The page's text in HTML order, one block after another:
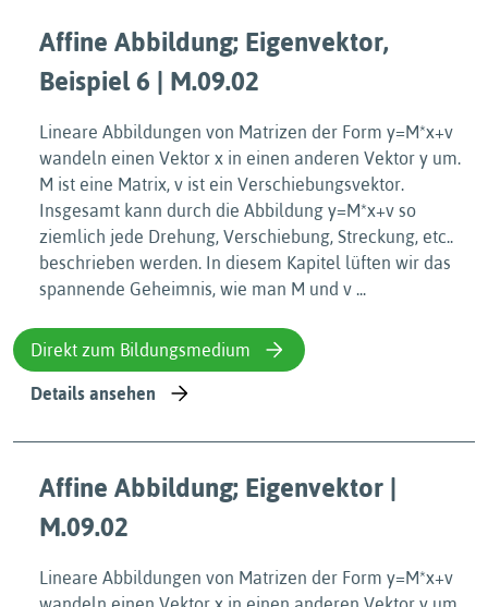
Affine Abbildung; Eigenvektor,
Beispiel 6 | M.09.02
Lineare Abbildungen von Matrizen der Form y=M*x+v
wandeln einen Vektor x in einen anderen Vektor y um.
M ist eine Matrix, v ist ein Verschiebungsvektor.
Insgesamt kann durch die Abbildung y=M*x+v so
ziemlich jede Drehung, Verschiebung, Streckung, etc..
beschrieben werden. In diesem Kapitel lüften wir das
spannende Geheimnis, wie man M und v ...
Direkt zum Bildungsmedium
Details ansehen
Affine Abbildung; Eigenvektor |
M.09.02
Lineare Abbildungen von Matrizen der Form y=M*x+v